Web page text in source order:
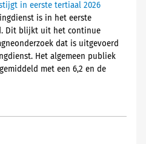
in eerste tertiaal 2026
is in het eerste
Dit blijkt uit het continue
dat is uitgevoerd
Het algemeen publiek
met een 6,2 en de